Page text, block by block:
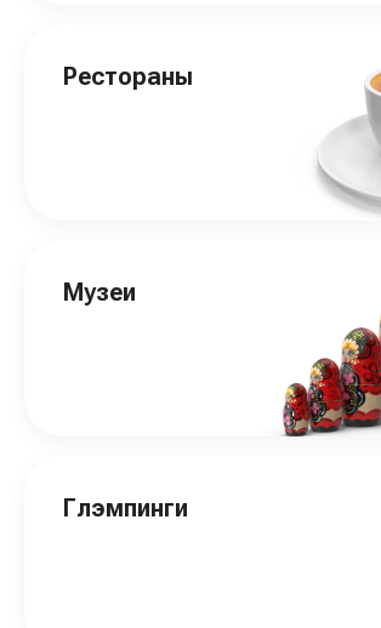
Рестораны
Музеи
Глэмпинги